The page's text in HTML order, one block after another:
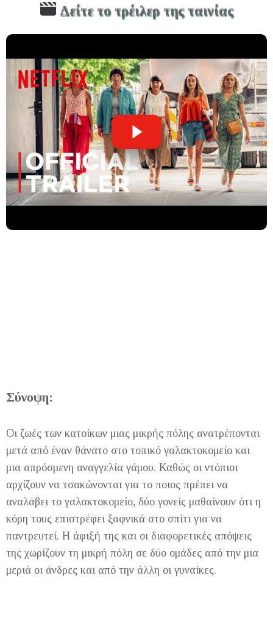
Δείτε το τρέιλερ της ταινίας
Σύνοψη:
Οι ζωές των κατοίκων μιας μικρής πόλης ανατρέπονται
μετά από έναν θάνατο στο τοπικό γαλακτοκομείο και
μια απρόσμενη αναγγελία γάμου. Καθώς οι ντόπιοι
αρχίζουν να τσακώνονται για το ποιος πρέπει να
αναλάβει το γαλακτοκομείο, δύο γονείς μαθαίνουν ​​ότι η
κόρη τους επιστρέφει ξαφνικά στο σπίτι για να
παντρευτεί. Η άφιξή της και οι διαφορετικές απόψεις
της χωρίζουν τη μικρή πόλη σε δύο ομάδες από την μια
μεριά οι άνδρες και από την άλλη οι γυναίκες.